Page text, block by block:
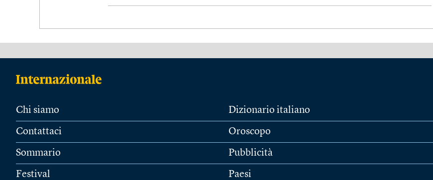
Chi siamo
Contattaci
Sommario
Festival
Dizionario italiano
Oroscopo
Pubblicità
Paesi